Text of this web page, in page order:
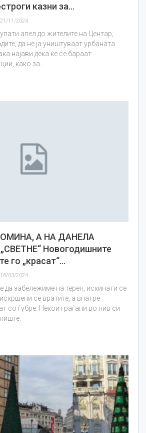
казни за…
21/11/2024
апел до жителите на Центар,
да не ја уништуваат урбаната
најави дека ќе се бараат
како за…
А НА ДАНЕЛА
Новогодишните
го „красат“…
16/03/2024
забележиме на терен, искинати се
се вратите, а внатре
со ѓубре. Некои граѓани во нив си